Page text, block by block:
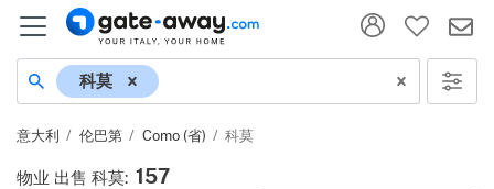
地名
科莫
意大利 伦巴第 Como (省) 科莫
物业 出售 科莫: 157